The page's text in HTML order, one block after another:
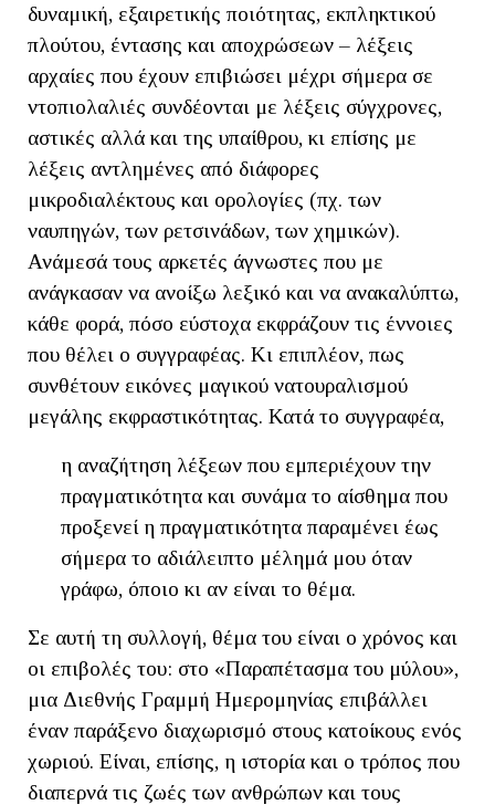
δυναμική, εξαιρετικής ποιότητας, εκπληκτικού
πλούτου, έντασης και αποχρώσεων – λέξεις
αρχαίες που έχουν επιβιώσει μέχρι σήμερα σε
ντοπιολαλιές συνδέονται με λέξεις σύγχρονες,
αστικές αλλά και της υπαίθρου, κι επίσης με
λέξεις αντλημένες από διάφορες
μικροδιαλέκτους και ορολογίες (πχ. των
ναυπηγών, των ρετσινάδων, των χημικών).
Ανάμεσά τους αρκετές άγνωστες που με
ανάγκασαν να ανοίξω λεξικό και να ανακαλύπτω,
κάθε φορά, πόσο εύστοχα εκφράζουν τις έννοιες
που θέλει ο συγγραφέας. Κι επιπλέον, πως
συνθέτουν εικόνες μαγικού νατουραλισμού
μεγάλης εκφραστικότητας. Κατά το συγγραφέα,
η αναζήτηση λέξεων που εμπεριέχουν την
πραγματικότητα και συνάμα το αίσθημα που
προξενεί η πραγματικότητα παραμένει έως
σήμερα το αδιάλειπτο μέλημά μου όταν
γράφω, όποιο κι αν είναι το θέμα.
Σε αυτή τη συλλογή, θέμα του είναι ο χρόνος και
οι επιβολές του: στο «Παραπέτασμα του μύλου»,
μια Διεθνής Γραμμή Ημερομηνίας επιβάλλει
έναν παράξενο διαχωρισμό στους κατοίκους ενός
χωριού. Είναι, επίσης, η ιστορία και ο τρόπος που
διαπερνά τις ζωές των ανθρώπων και τους